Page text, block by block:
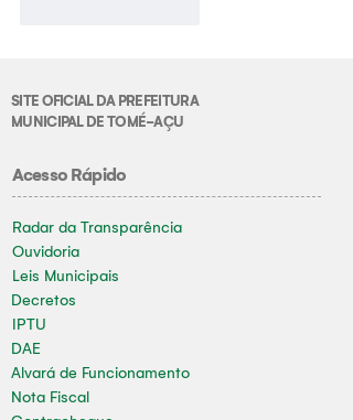
SITE OFICIAL DA PREFEITURA
MUNICIPAL DE TOMÉ-AÇU
Acesso Rápido
Radar da Transparência
Ouvidoria
Leis Municipais
Decretos
IPTU
DAE
Alvará de Funcionamento
Nota Fiscal